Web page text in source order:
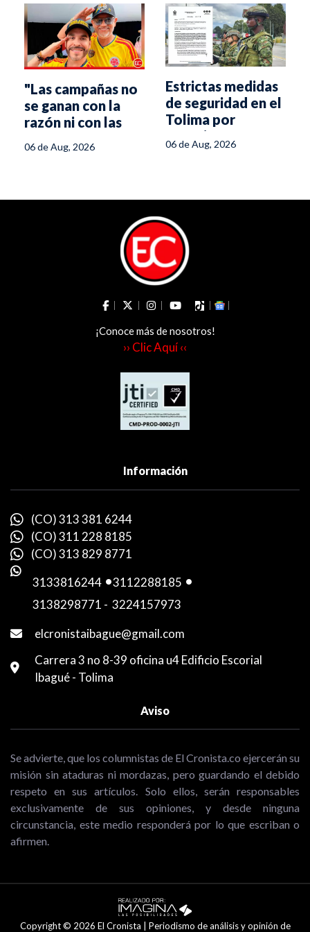
"Las campañas no
se ganan con la
razón ni con las
estratega de De la
06 de Aug, 2026
Estrictas medidas
de seguridad en el
Tolima por
posesión
presidencial
06 de Aug, 2026
¡Conoce más de nosotros!
›› Clic Aquí ‹‹
Información
(CO) 313 381 6244
(CO) 311 228 8185
(CO) 313 829 8771
3133816244 -3112288185 -
3138298771 - 3224157973
elcronistaibague@gmail.com
Carrera 3 no 8-39 oficina u4 Edificio Escorial
Ibagué - Tolima
Aviso
Se advierte, que los columnistas de El Cronista.co ejercerán su
misión sin ataduras ni mordazas, pero guardando el debido
respeto en sus artículos. Solo ellos, serán responsables
exclusivamente de sus opiniones, y desde ninguna
circunstancia, este medio responderá por lo que escriban o
afirmen.
Copyright © 2026 El Cronista | Periodismo de análisis y opinión de